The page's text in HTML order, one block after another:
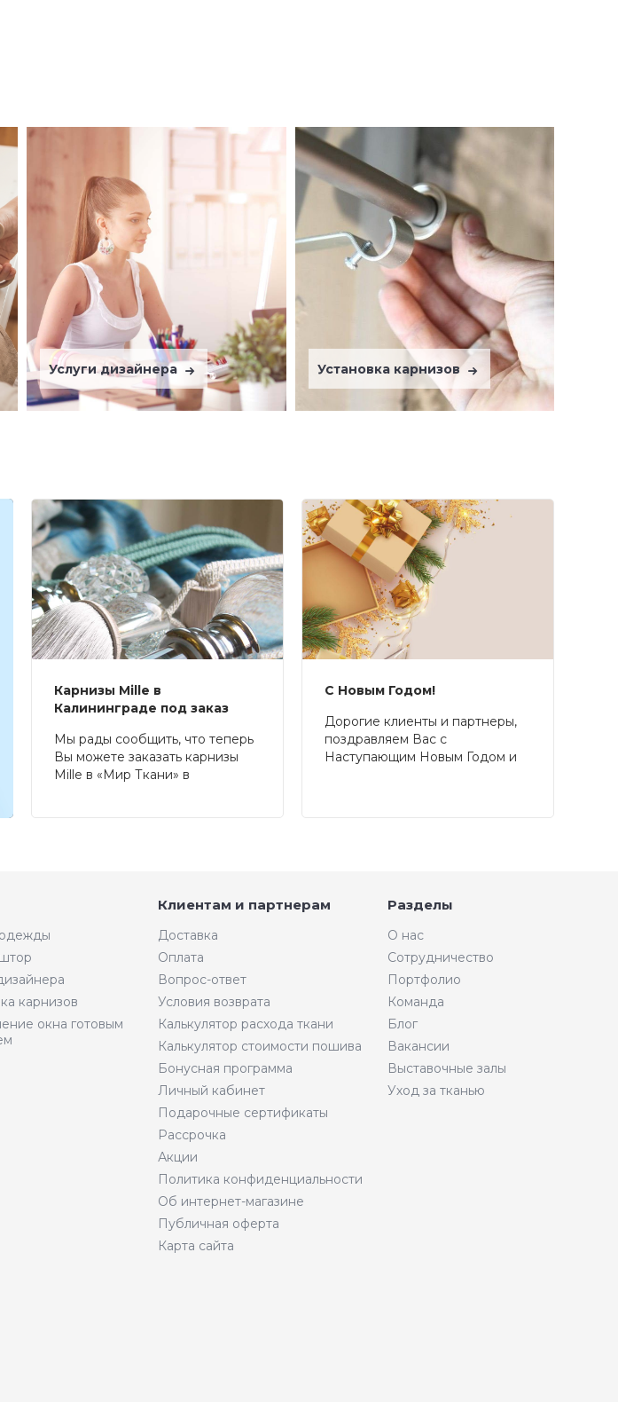
Услуги дизайнера Установка карнизов
Карнизы Mille в
Калининграде под заказ
Мы рады сообщить, что теперь
Вы можете заказать карнизы
Mille в «Мир Ткани» в
С Новым Годом!
Дорогие клиенты и партнеры,
поздравляем Вас с
Наступающим Новым Годом и
карнизов
окна готовым
Клиентам и партнерам
Доставка
Оплата
Вопрос-ответ
Условия возврата
Калькулятор расхода ткани
Калькулятор стоимости пошива
Бонусная программа
Личный кабинет
Подарочные сертификаты
Рассрочка
Акции
Политика конфиденциальности
Об интернет-магазине
Публичная оферта
Карта сайта
Разделы
О нас
Сотрудничество
Портфолио
Команда
Блог
Вакансии
Выставочные залы
Уход за тканью